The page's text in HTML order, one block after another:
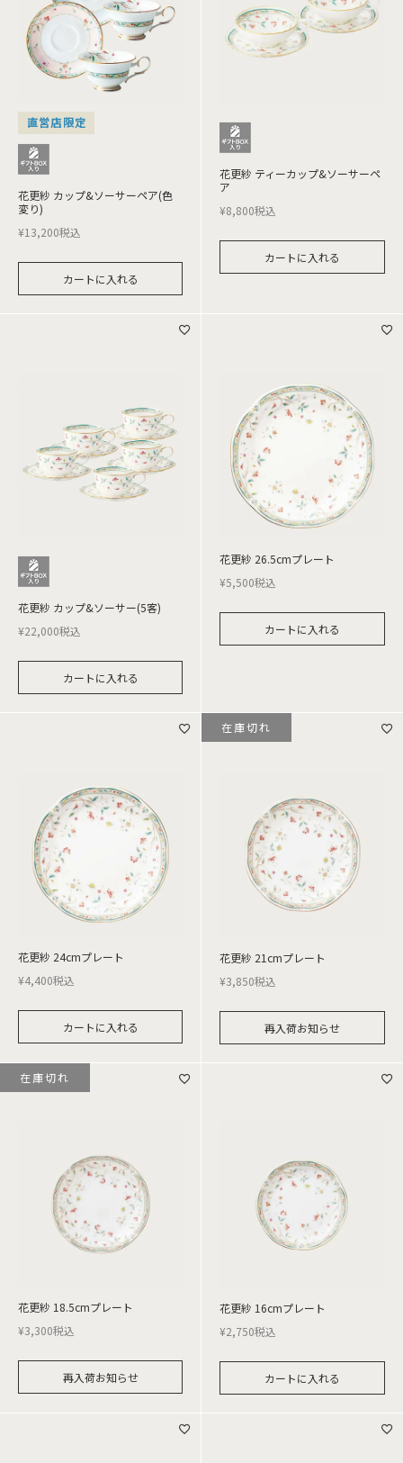
直営店限定
花更紗 カップ&ソーサーペア(色
変り)
¥13,200税込
カートに入れる
花更紗 ティーカップ&ソーサーペ
ア
¥8,800税込
カートに入れる
花更紗 カップ&ソーサー(5客)
¥22,000税込
カートに入れる
花更紗 26.5cmプレート
¥5,500税込
カートに入れる
花更紗 24cmプレート
¥4,400税込
カートに入れる
花更紗 21cmプレート
¥3,850税込
再入荷お知らせ
在庫切れ
花更紗 18.5cmプレート
¥3,300税込
再入荷お知らせ
在庫切れ
花更紗 16cmプレート
¥2,750税込
カートに入れる